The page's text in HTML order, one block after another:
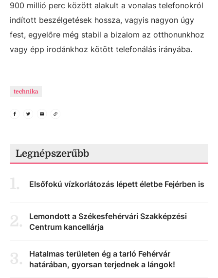
900 millió perc között alakult a vonalas telefonokról
indított beszélgetések hossza, vagyis nagyon úgy
fest, egyelőre még stabil a bizalom az otthonunkhoz
vagy épp irodánkhoz kötött telefonálás irányába.
technika
Legnépszerűbb
1. Elsőfokú vízkorlátozás lépett életbe Fejérben is
2.
Lemondott a Székesfehérvári Szakképzési
Centrum kancellárja
3.
Hatalmas területen ég a tarló Fehérvár
határában, gyorsan terjednek a lángok!